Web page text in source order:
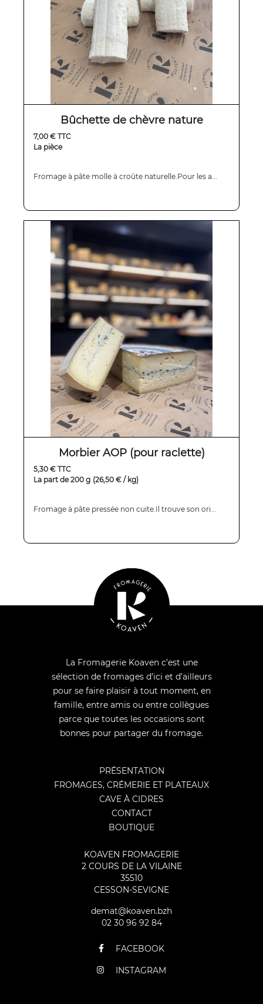
Bûchette de chèvre nature
7,00 € TTC
La pièce
Fromage à pâte molle à croûte naturelle.Pour les a...
Morbier AOP (pour raclette)
5,30 € TTC
La part de 200 g (26,50 € / kg)
Fromage à pâte pressée non cuite.Il trouve son ori...
La Fromagerie Koaven c’est une
sélection de fromages d’ici et d’ailleurs
pour se faire plaisir à tout moment, en
famille, entre amis ou entre collègues
parce que toutes les occasions sont
bonnes pour partager du fromage.
PRÉSENTATION
FROMAGES, CRÉMERIE ET PLATEAUX
CAVE À CIDRES
CONTACT
BOUTIQUE
KOAVEN FROMAGERIE
2 COURS DE LA VILAINE
35510
CESSON-SEVIGNE
demat@koaven.bzh
02 30 96 92 84
FACEBOOK
INSTAGRAM